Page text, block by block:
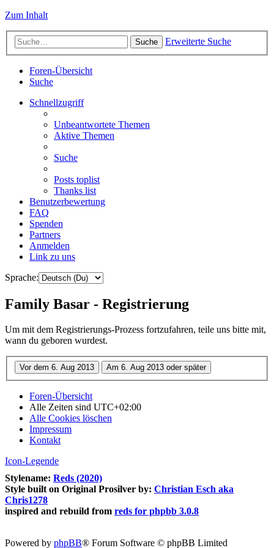
Zum Inhalt
Suche Erweiterte Suche
Foren-Übersicht
Suche
Schnellzugriff
Unbeantwortete Themen
Aktive Themen
Suche
Posts toplist
Thanks list
Benutzerbewertung
FAQ
Spenden
Partners
Anmelden
Link zu uns
Sprache:
Family Basar - Registrierung
Um mit dem Registrierungs-Prozess fortzufahren, teile uns bitte mit,
wann du geboren wurdest.
Foren-Übersicht
Alle Zeiten sind UTC+02:00
Alle Cookies löschen
Impressum
Kontakt
Icon-Legende
Stylename: Reds (2020)
Style built on Original Prosilver by: Christian Esch aka
Chris1278
inspired and rebuild from reds for phpbb 3.0.8
Powered by phpBB® Forum Software © phpBB Limited